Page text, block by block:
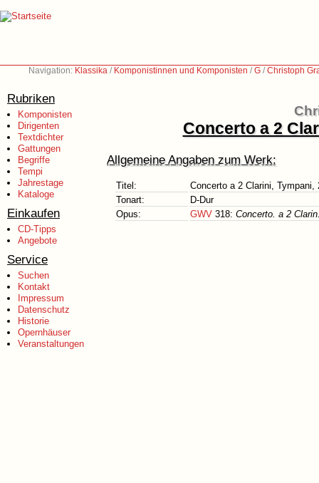
Navigation: Klassika / Komponistinnen und Komponisten /G /Christoph
Rubriken
Komponisten
Dirigenten
Textdichter
Gattungen
Begriffe
Tempi
Jahrestage
Kataloge
Einkaufen
CD-Tipps
Angebote
Service
Suchen
Kontakt
Impressum
Datenschutz
Historie
Opernhäuser
Veranstaltungen
Concerto a 2
Allgemeine Angaben zum Werk:
Titel:
Concerto a 2 Clarini,
Tonart:
D-Dur
Opus:
GWV 318: Concerto. a 2